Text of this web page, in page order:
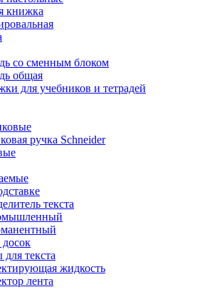
книжка
со сменным блоком
общая
для учебников и тетрадей
ручка Schneider
текста
текста
жидкость
лента